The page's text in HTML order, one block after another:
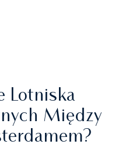
Lotniska
Między